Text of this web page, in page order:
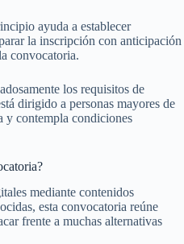
ayuda a establecer
la inscripción con anticipación
convocatoria.
los requisitos de
dirigido a personas mayores de
y contempla condiciones
mediante contenidos
esta convocatoria reúne
frente a muchas alternativas